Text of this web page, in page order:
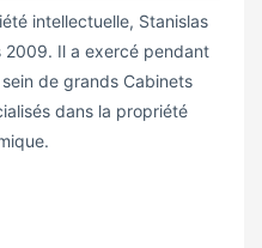
intellectuelle, Stanislas
2009. Il a exercé pendant
de grands Cabinets
dans la propriété